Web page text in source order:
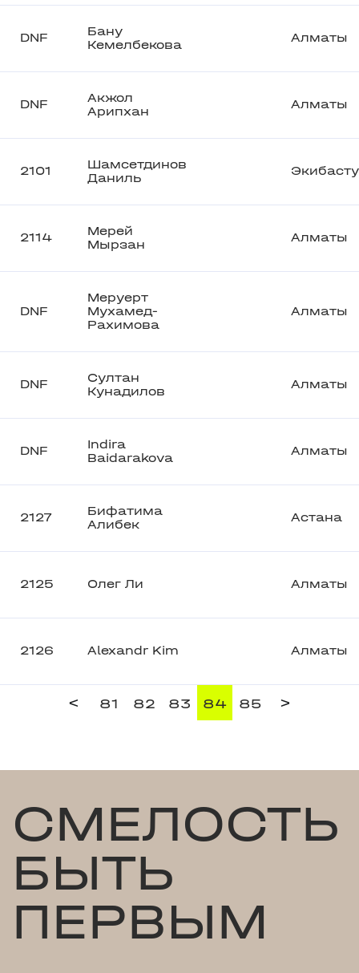
DNF
Бану
Кемелбекова
Алматы
DNF
Акжол
Арипхан
Алматы
2101
Шамсетдинов
Даниль
2114
Мерей
Мырзан
Алматы
DNF
Меруерт
Мухамед-
Рахимова
Алматы
DNF
Султан
Кунадилов
Алматы
DNF
Indira
Baidarakova
Алматы
2127
Бифатима
Алибек
Астана
2125 Олег Ли Алматы
2126 Alexandr Kim Алматы
< 81 82 83 84 85 >
СМЕЛОСТЬ
БЫТЬ
ПЕРВЫМ